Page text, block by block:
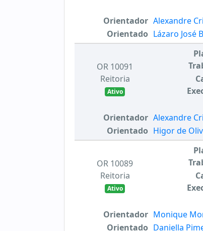
Orientador Alexandre
Orientado Lázaro José
OR 10091
Reitoria
Ativo
Orientador Alexandre
Orientado Higor de
OR 10089
Reitoria
Ativo
Orientador Monique
Orientado Daniella